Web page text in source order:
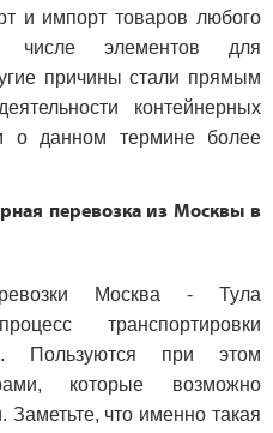
и импорт товаров любого
числе элементов для
причины стали прямым
контейнерных
о данном термине более
перевозка из Москвы в
Москва - Тула
транспортировки
Пользуются при этом
которые возможно
Заметьте, что именно такая